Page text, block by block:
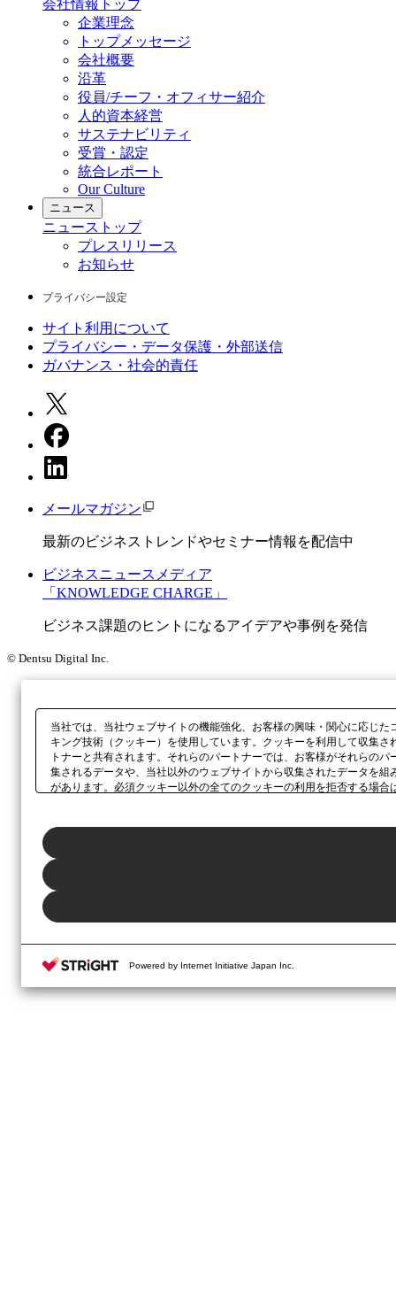
会社情報 トップ
企業理念
トップメッセージ
会社概要
沿革
役員/チーフ・オフィサー紹介
人的資本経営
サステナビリティ
受賞・認定
統合レポート
Our Culture
ニュース
ニュース トップ
プレスリリース
お知らせ
プライバシー設定
サイト利用について
プライバシー・データ保護・外部送信
ガバナンス・社会的責任
メールマガジン
最新のビジネストレンドやセミナー情報を配信中
ビジネスニュースメディア
「KNOWLEDGE CHARGE」
ビジネス課題のヒントになるアイデアや事例を発信
© Dentsu Digital Inc.
当社では、当社ウェブサイトの機能強化、お客様の興味・関心に応じ
キング技術（クッキー）を使用しています。クッキーを利用して収集
トナーと共有されます。それらのパートナーでは、お客様がそれらの
集されるデータや、当社以外のウェブサイトから収集されたデータを
があります。必須クッキー以外の全てのクッキーの利用を拒否する場
Powered by Internet Initiative Japan Inc.